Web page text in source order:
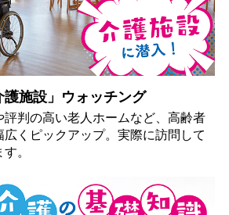
護施設」ウォッチング
判の高い老人ホームなど、高齢者
くピックアップ。実際に訪問して
。